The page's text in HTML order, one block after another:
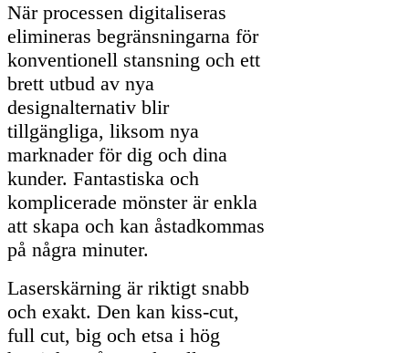
När processen digitaliseras
elimineras begränsningarna för
konventionell stansning och ett
brett utbud av nya
designalternativ blir
tillgängliga, liksom nya
marknader för dig och dina
kunder. Fantastiska och
komplicerade mönster är enkla
att skapa och kan åstadkommas
på några minuter.
Laserskärning är riktigt snabb
och exakt. Den kan kiss-cut,
full cut, big och etsa i hög